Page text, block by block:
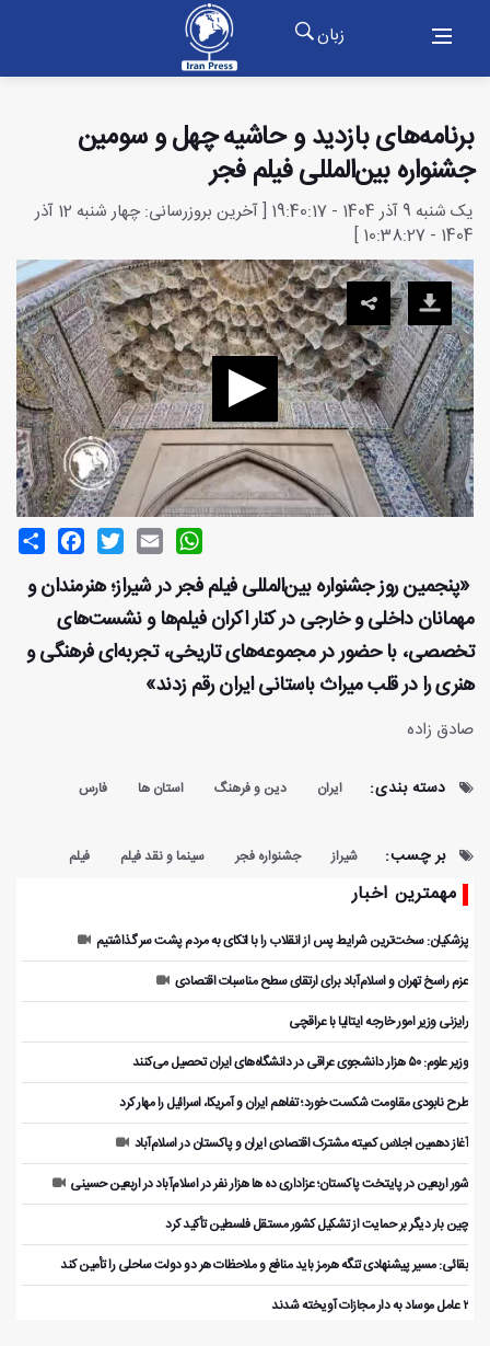
زبان
برنامه‌های بازدید و حاشیه چهل و سومین
جشنواره بین‌المللی فیلم فجر
یک شنبه 9 آذر 1404 - 19:40:17 [ آخرین بروزرسانی: چهار شنبه 12 آذر
1404 - 10:38:27 ]
Share
FacebookTwitterEmail
WhatsApp
«پنجمین روز جشنواره بین‌المللی فیلم فجر در شیراز؛ هنرمندان و
مهمانان داخلی و خارجی در کنار اکران فیلم‌ها و نشست‌های
تخصصی، با حضور در مجموعه‌های تاریخی، تجربه‌ای فرهنگی و
هنری را در قلب میراث باستانی ایران رقم زدند»
صادق زاده
دسته بندی: ایران دین و فرهنگ استان ها فارس
بر چسب: شیراز جشنواره فجر سینما و نقد فیلم فیلم
مهمترین اخبار
پزشکیان: سخت‌ترین شرایط پس از انقلاب را با اتکای به مردم پشت سر گذاشتیم
عزم راسخ تهران و اسلام‌آباد برای ارتقای سطح مناسبات اقتصادی
رایزنی وزیر امور خارجه ایتالیا با عراقچی
وزیر علوم: ۵۰ هزار دانشجوی عراقی در دانشگاه‌های ایران تحصیل می‌کنند
طرح نابودی مقاومت شکست خورد؛ تفاهم ایران و آمریکا، اسرائیل را مهار کرد
آغاز دهمین اجلاس کمیته مشترک اقتصادی ایران و پاکستان در اسلام‌آباد
شور اربعین در پایتخت پاکستان؛ عزاداری ده ها هزار نفر در اسلام‌آباد در اربعین حسینی
چین بار دیگر بر حمایت از تشکیل کشور مستقل فلسطین تأکید کرد
بقائی: مسیر پیشنهادی تنگه هرمز باید منافع و ملاحظات هر دو دولت ساحلی را تأمین کند
۲ عامل موساد به دار مجازات آویخته شدند